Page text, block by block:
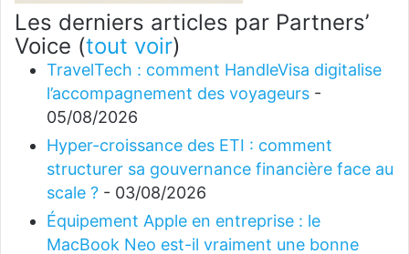
Les derniers articles par Partners’
Voice (tout voir)
TravelTech : comment HandleVisa digitalise
l’accompagnement des voyageurs -
05/08/2026
Hyper-croissance des ETI : comment
structurer sa gouvernance financière face au
scale ? - 03/08/2026
Équipement Apple en entreprise : le
MacBook Neo est-il vraiment une bonne